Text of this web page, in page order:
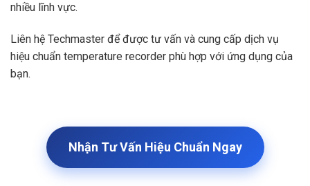
nhiều lĩnh vực.
Liên hệ Techmaster để được tư vấn và cung cấp dịch vụ
hiệu chuẩn temperature recorder phù hợp với ứng dụng của
bạn.
Nhận Tư Vấn Hiệu Chuẩn Ngay